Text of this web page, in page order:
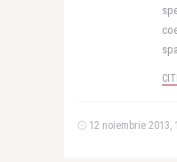
12 noiembrie 2013,